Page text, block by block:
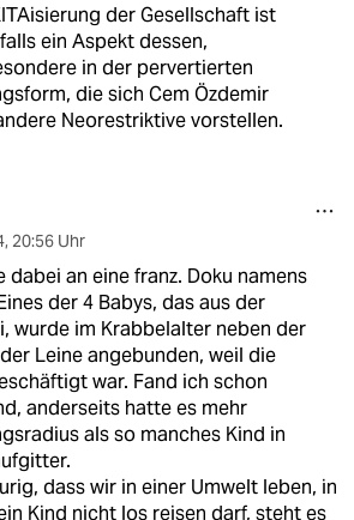
der Gesellschaft ist
ein Aspekt dessen,
in der pervertierten
die sich Cem Özdemir
Neorestriktive vorstellen.
, 20:56 Uhr
dabei an eine franz. Doku namens
der 4 Babys, das aus der
wurde im Krabbelalter neben der
Leine angebunden, weil die
war. Fand ich schon
anderseits hatte es mehr
als so manches Kind in
dass wir in einer Umwelt leben, in
Kind nicht los reisen darf, steht es